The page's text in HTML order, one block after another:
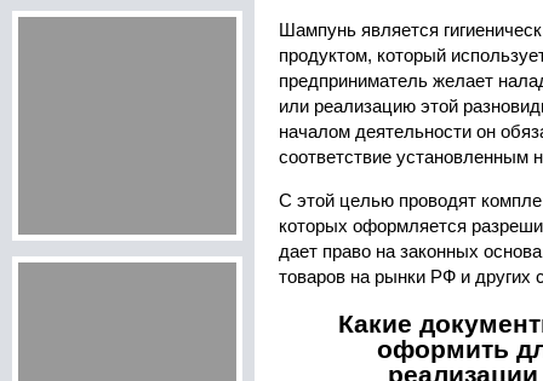
Шампунь является
продуктом, который
предприниматель желает
или реализацию этой
началом деятельности он
соответствие установленным
С этой целью проводят
которых оформляется
дает право на законных
товаров на рынки РФ и других
Какие
оформить